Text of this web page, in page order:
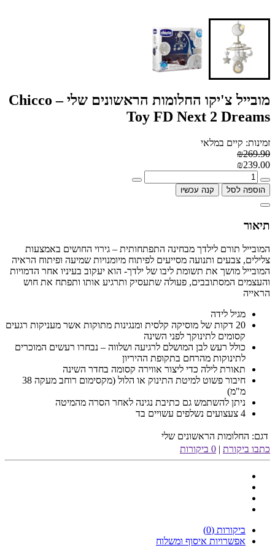
מובייל צ'יקו החלומות הראשונים שלי – Chicco
Toy FD Next 2 Dreams
זמינות: קיים במלאי
₪269.90
₪239.00
הוספה לסל קנה עכשיו
תיאור
המובייל תורם לילדך מבחינה התפתחותית – גירוי החושים באמצעות
צלילים, צבעים ותנועה מסייעים לפיתוח מיומנויות שמיעה ופיתוח הראיה
המובייל מושך את תשומת ליבו של ילדך- הוא יעקוב בעיניו אחר הדמויות
והעצמים המסתובבים, פעולה שתעסיק ותרגיע אותו ותפתח את חוש
הראייה
מגיל לידה
20 דקות של מוסיקה קלסית ומנגינות מתוקות אשר מעניקות רגעים
קסומים לתינוקך לפני השינה
כולל רעש לבן המושלם לרגיעה ושלווה – נבחרו רעשים המוכרים
לתינוקות מהרחם בתקופת ההיריון
תאורת לילה כדי ליצור אווירה קסומה בחדר השינה
חיבור פשוט למיטת התינוק או הלול (מקסימום רוחב מעקה 38
מ"מ)
ניתן להשתמש גם כתיבת נגינה לאחר הסרה מהמיטה
4 צעצועים נשלפים עשויים בד
דגם: החלומות הראשונים שלי
כתבו ביקורת | 0 ביקורות
ביקורות (0)
אפשרויות איסוף ומשלוח